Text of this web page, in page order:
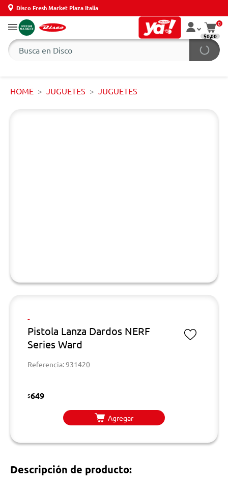
Disco Fresh Market Plaza Italia
0
$0,00
HOME JUGUETES JUGUETES
-
Pistola Lanza Dardos NERF
Series Ward
Referencia: 931420
$649
Agregar
Descripción de producto: